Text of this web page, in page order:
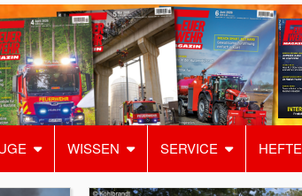
WISSEN SERVICE HEFTE